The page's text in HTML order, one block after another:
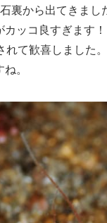
裏から出てきまし
ッコ良すぎます！
て歓喜しました
。